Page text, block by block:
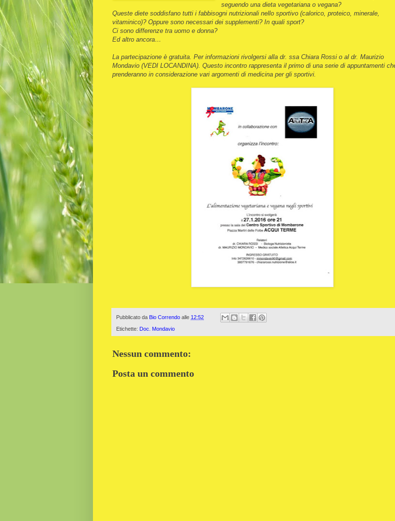
seguendo una dieta vegetariana o vegana?
Queste diete soddisfano tutti i fabbisogni nutrizionali nello sportivo (calorico, proteico, minerale,
vitaminico)? Oppure sono necessari dei supplementi? In quali sport?
Ci sono differenze tra uomo e donna?
Ed altro ancora…
La partecipazione è gratuita. Per informazioni rivolgersi alla dr. ssa Chiara Rossi o al dr. Maurizio
Mondavio (VEDI LOCANDINA). Questo incontro rappresenta il primo di una serie di appuntamenti
prenderanno in considerazione vari argomenti di medicina per gli sportivi.
Pubblicato da Bio Correndo alle 12:52
Etichette: Doc. Mondavio
Nessun commento:
Posta un commento